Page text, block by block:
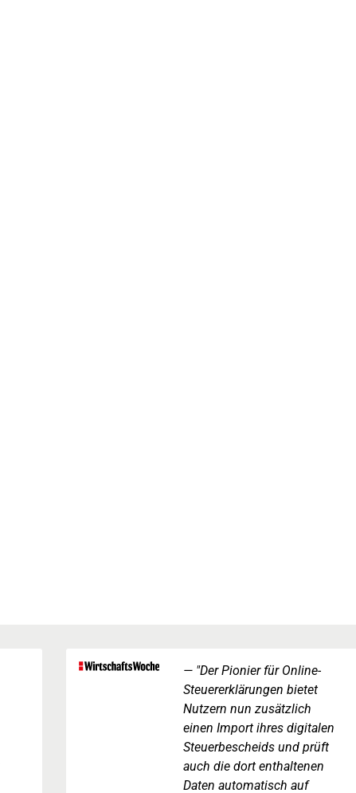
"Der Pionier für Online-
Steuererklärungen bietet
Nutzern nun zusätzlich
einen Import ihres digitalen
Steuerbescheids und prüft
auch die dort enthaltenen
Daten automatisch auf